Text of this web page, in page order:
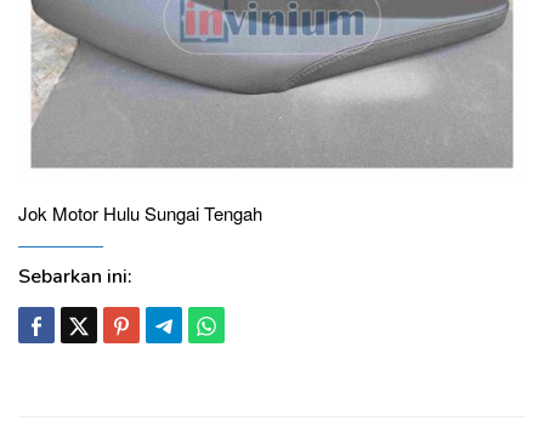
Jok Motor Hulu Sungai Tengah
Sebarkan ini: